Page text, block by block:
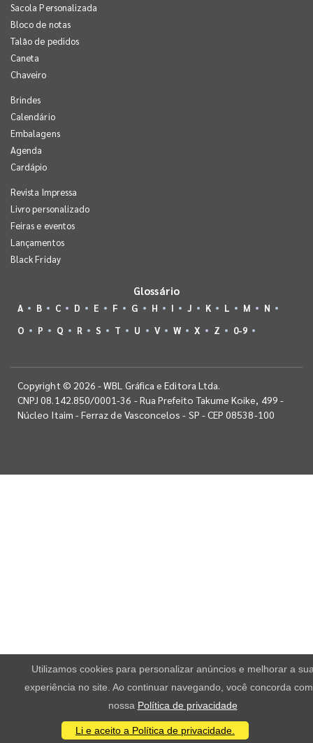
Sacola Personalizada
Bloco de notas
Talão de pedidos
Caneta
Chaveiro
Brindes
Calendário
Embalagens
Agenda
Cardápio
Revista Impressa
Livro personalizado
Feiras e eventos
Lançamentos
Black Friday
Glossário
A B C D E F G H I J K L M
N
O
P Q R S T U V W X Z 0-9
Copyright © 2026 - WBL Gráfica e Editora Ltda.
CNPJ 08.142.850/0001-36 - Rua Prefeito Takume Koike, 499 -
Núcleo Itaim - Ferraz de Vasconcelos - SP - CEP 08538-100
Utilizamos cookies para personalizar anúncios e melhorar a
experiência no site. Ao continuar navegando, você concorda
nossa Política de privacidade
Li e aceito a Política de privacidade.